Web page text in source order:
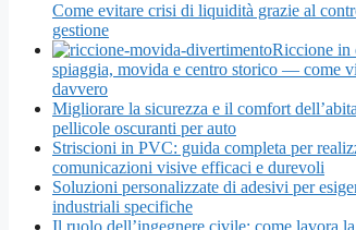
Come evitare crisi di liquidità grazie al
gestione
Riccione in
spiaggia, movida e centro storico — come
davvero
Migliorare la sicurezza e il comfort
pellicole oscuranti per auto
Striscioni in PVC: guida completa per
comunicazioni visive efficaci e durevoli
Soluzioni personalizzate di adesivi per
industriali specifiche